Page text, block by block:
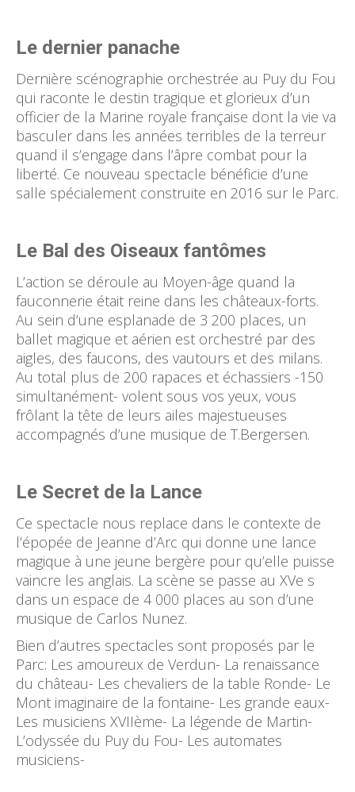
Le dernier panache
Dernière scénographie orchestrée au Puy du Fou
qui raconte le destin tragique et glorieux d’un
officier de la Marine royale française dont la vie va
basculer dans les années terribles de la terreur
quand il s’engage dans l’âpre combat pour la
liberté. Ce nouveau spectacle bénéficie d’une
salle spécialement construite en 2016 sur le Parc.
Le Bal des Oiseaux fantômes
L’action se déroule au Moyen-âge quand la
fauconnerie était reine dans les châteaux-forts.
Au sein d’une esplanade de 3 200 places, un
ballet magique et aérien est orchestré par des
aigles, des faucons, des vautours et des milans.
Au total plus de 200 rapaces et échassiers -150
simultanément- volent sous vos yeux, vous
frôlant la tête de leurs ailes majestueuses
accompagnés d’une musique de T.Bergersen.
Le Secret de la Lance
Ce spectacle nous replace dans le contexte de
l’épopée de Jeanne d’Arc qui donne une lance
magique à une jeune bergère pour qu’elle puisse
vaincre les anglais. La scène se passe au XVe s
dans un espace de 4 000 places au son d’une
musique de Carlos Nunez.
Bien d’autres spectacles sont proposés par le
Parc: Les amoureux de Verdun- La renaissance
du château- Les chevaliers de la table Ronde- Le
Mont imaginaire de la fontaine- Les grande eaux-
Les musiciens XVIIème- La légende de Martin-
L’odyssée du Puy du Fou- Les automates
musiciens-